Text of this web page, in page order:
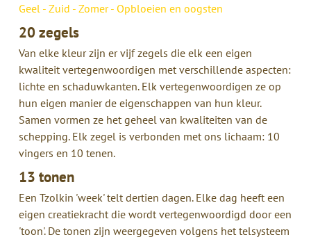
Geel - Zuid - Zomer - Opbloeien en oogsten
20 zegels
Van elke kleur zijn er vijf zegels die elk een eigen
kwaliteit vertegenwoordigen met verschillende aspecten:
lichte en schaduwkanten. Elk vertegenwoordigen ze op
hun eigen manier de eigenschappen van hun kleur.
Samen vormen ze het geheel van kwaliteiten van de
schepping. Elk zegel is verbonden met ons lichaam: 10
vingers en 10 tenen.
13 tonen
Een Tzolkin 'week' telt dertien dagen. Elke dag heeft een
eigen creatiekracht die wordt vertegenwoordigd door een
'toon'. De tonen zijn weergegeven volgens het telsysteem